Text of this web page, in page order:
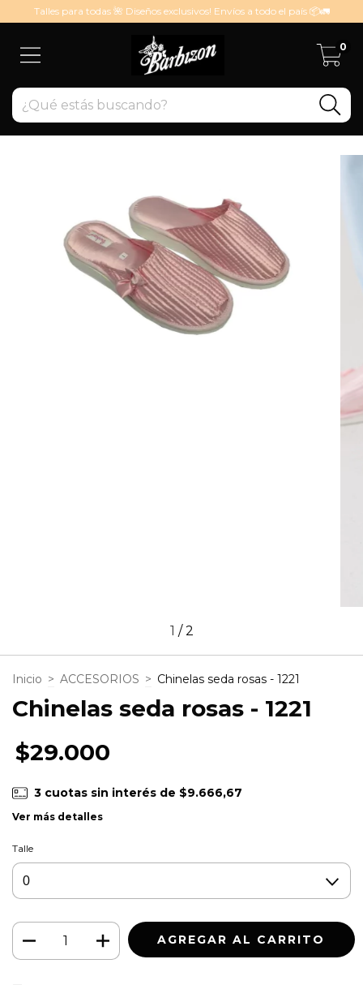
Talles para todas 🌺 Diseños exclusivos! Envíos a todo el país 📦🚛
0
1 /2
Inicio > ACCESORIOS > Chinelas seda rosas - 1221
Chinelas seda rosas - 1221
$29.000
3 cuotas sin interés de $9.666,67
Ver más detalles
Talle